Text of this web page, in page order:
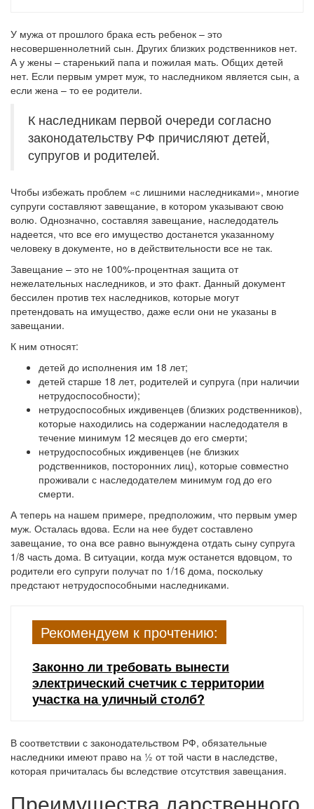
У мужа от прошлого брака есть ребенок – это
несовершеннолетний сын. Других близких родственников нет.
А у жены – старенький папа и пожилая мать. Общих детей
нет. Если первым умрет муж, то наследником является сын, а
если жена – то ее родители.
К наследникам первой очереди согласно
законодательству РФ причисляют детей,
супругов и родителей.
Чтобы избежать проблем «с лишними наследниками», многие
супруги составляют завещание, в котором указывают свою
волю. Однозначно, составляя завещание, наследодатель
надеется, что все его имущество достанется указанному
человеку в документе, но в действительности все не так.
Завещание – это не 100%-процентная защита от
нежелательных наследников, и это факт. Данный документ
бессилен против тех наследников, которые могут
претендовать на имущество, даже если они не указаны в
завещании.
К ним относят:
детей до исполнения им 18 лет;
детей старше 18 лет, родителей и супруга (при наличии
нетрудоспособности);
нетрудоспособных иждивенцев (близких родственников),
которые находились на содержании наследодателя в
течение минимум 12 месяцев до его смерти;
нетрудоспособных иждивенцев (не близких
родственников, посторонних лиц), которые совместно
проживали с наследодателем минимум год до его
смерти.
А теперь на нашем примере, предположим, что первым умер
муж. Осталась вдова. Если на нее будет составлено
завещание, то она все равно вынуждена отдать сыну супруга
1/8 часть дома. В ситуации, когда муж останется вдовцом, то
родители его супруги получат по 1/16 дома, поскольку
предстают нетрудоспособными наследниками.
Рекомендуем к прочтению:
Законно ли требовать вынести
электрический счетчик с территории
участка на уличный столб?
В соответствии с законодательством РФ, обязательные
наследники имеют право на ½ от той части в наследстве,
которая причиталась бы вследствие отсутствия завещания.